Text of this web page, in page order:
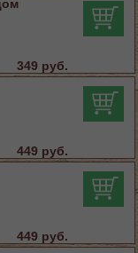
349 руб.
449 руб.
449 руб.